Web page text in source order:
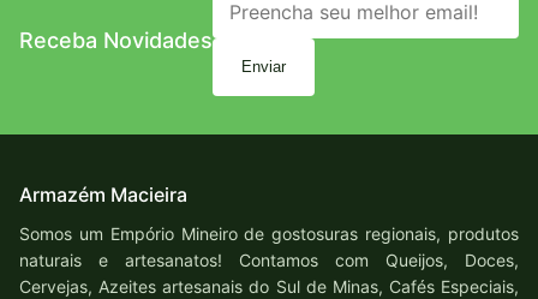
Receba Novidades
Enviar
Armazém Macieira
Somos um Empório Mineiro de gostosuras regionais, produtos
naturais e artesanatos! Contamos com Queijos, Doces,
Cervejas, Azeites artesanais do Sul de Minas, Cafés Especiais,